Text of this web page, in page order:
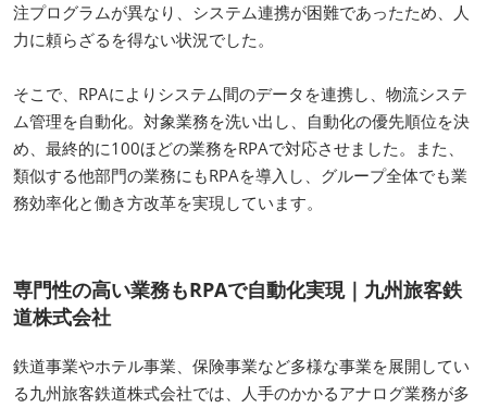
注プログラムが異なり、システム連携が困難であったため、人
力に頼らざるを得ない状況でした。
そこで、RPAによりシステム間のデータを連携し、物流システ
ム管理を自動化。対象業務を洗い出し、自動化の優先順位を決
め、最終的に100ほどの業務をRPAで対応させました。また、
類似する他部門の業務にもRPAを導入し、グループ全体でも業
務効率化と働き方改革を実現しています。
専門性の高い業務もRPAで自動化実現｜九州旅客鉄
道株式会社
鉄道事業やホテル事業、保険事業など多様な事業を展開してい
る九州旅客鉄道株式会社では、人手のかかるアナログ業務が多